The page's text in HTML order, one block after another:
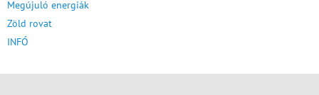
Megújuló energiák
Zöld rovat
INFÓ